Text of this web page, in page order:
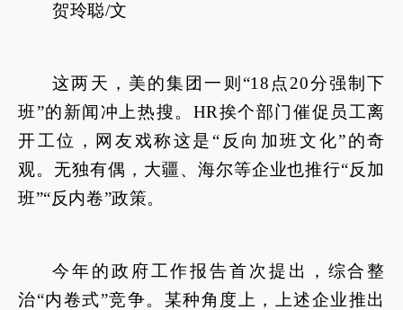
贺玲聪/文
这两天，美的集团一则“18点20分强制下
班”的新闻冲上热搜。HR挨个部门催促员工离
开工位，网友戏称这是“反向加班文化”的奇
观。无独有偶，大疆、海尔等企业也推行“反加
班”“反内卷”政策。
今年的政府工作报告首次提出，综合整
治“内卷式”竞争。某种角度上，上述企业推出